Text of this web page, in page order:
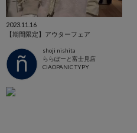
2023.11.16
【期間限定】アウターフェア
shoji nishita
ららぽーと富士見店
CIAOPANIC TYPY